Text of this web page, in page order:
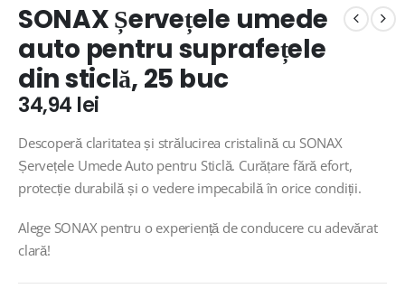
SONAX Șervețele umede
auto pentru suprafețele
din sticlă, 25 buc
34,94 lei
Descoperă claritatea și strălucirea cristalină cu SONAX
Șervețele Umede Auto pentru Sticlă. Curățare fără efort,
protecție durabilă și o vedere impecabilă în orice condiții.
Alege SONAX pentru o experiență de conducere cu adevărat
clară!